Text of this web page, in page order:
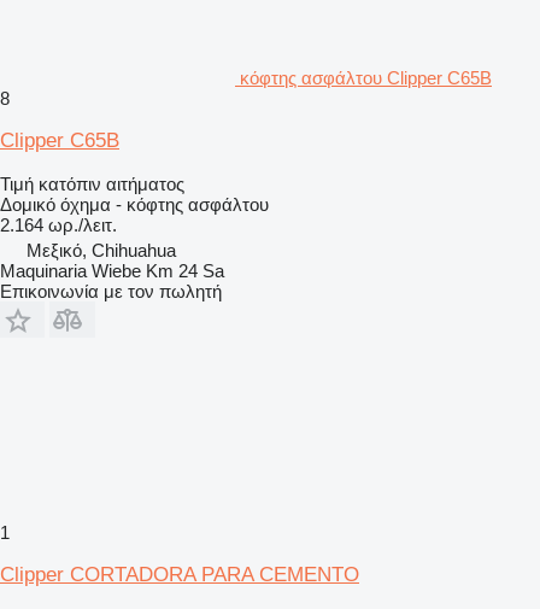
κόφτης ασφάλτου Clipper C65B
8
Clipper C65B
Τιμή κατόπιν αιτήματος
Δομικό όχημα - κόφτης ασφάλτου
2.164 ωρ./λειτ.
Μεξικό, Chihuahua
Maquinaria Wiebe Km 24 Sa
Επικοινωνία με τον πωλητή
1
Clipper CORTADORA PARA CEMENTO